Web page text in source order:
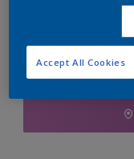
Accept All Cookies